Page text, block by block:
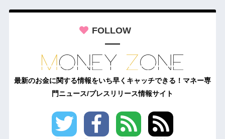
FOLLOW
最新のお金に関する情報をいち早くキャッチできる！マネー専
門ニュース/プレスリリース情報サイト